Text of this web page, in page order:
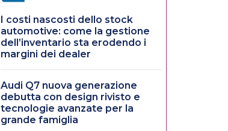
I costi nascosti dello stock
automotive: come la gestione
dell’inventario sta erodendo i
margini dei dealer
Audi Q7 nuova generazione
debutta con design rivisto e
tecnologie avanzate per la
grande famiglia